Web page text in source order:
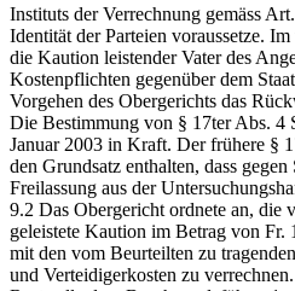
Instituts der Verrechnung gemäss
Identität der Parteien voraussetze.
die Kaution leistender Vater des
Kostenpflichten gegenüber dem
Vorgehen des Obergerichts das
Die Bestimmung von § 17ter Abs. 4
Januar 2003 in Kraft. Der frühere §
den Grundsatz enthalten, dass
Freilassung aus der
9.2 Das Obergericht ordnete an, die
geleistete Kaution im Betrag von Fr.
mit den vom Beurteilten zu
und Verteidigerkosten zu